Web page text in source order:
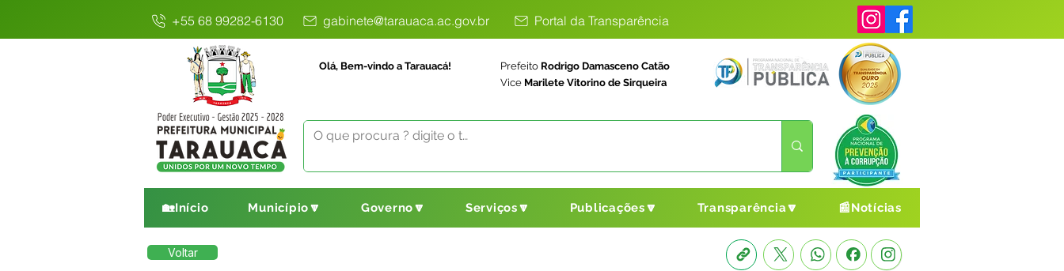
+55 68 99282-6130 gabinete@tarauaca.ac.gov.br Portal da Transparência
Olá, Bem-vindo a Tarauacá! Prefeito Rodrigo Damasceno Catão
Vice Marilete Vitorino de Sirqueira
🏡Início Município🔽 Governo🔽 Serviços🔽 Publicações🔽 Transparência🔽 📰Notícias
Voltar